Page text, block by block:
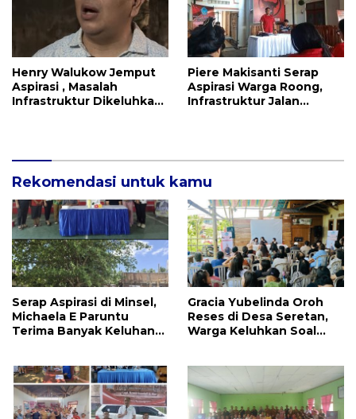
Henry Walukow Jemput
Aspirasi , Masalah
Infrastruktur Dikeluhkan
Piere Makisanti Serap
Aspirasi Warga Roong,
Infrastruktur Jalan
Rekomendasi untuk kamu
Serap Aspirasi di Minsel,
Michaela E Paruntu
Terima Banyak Keluhan
Gracia Yubelinda Oroh
Reses di Desa Seretan,
Warga Keluhkan Soal